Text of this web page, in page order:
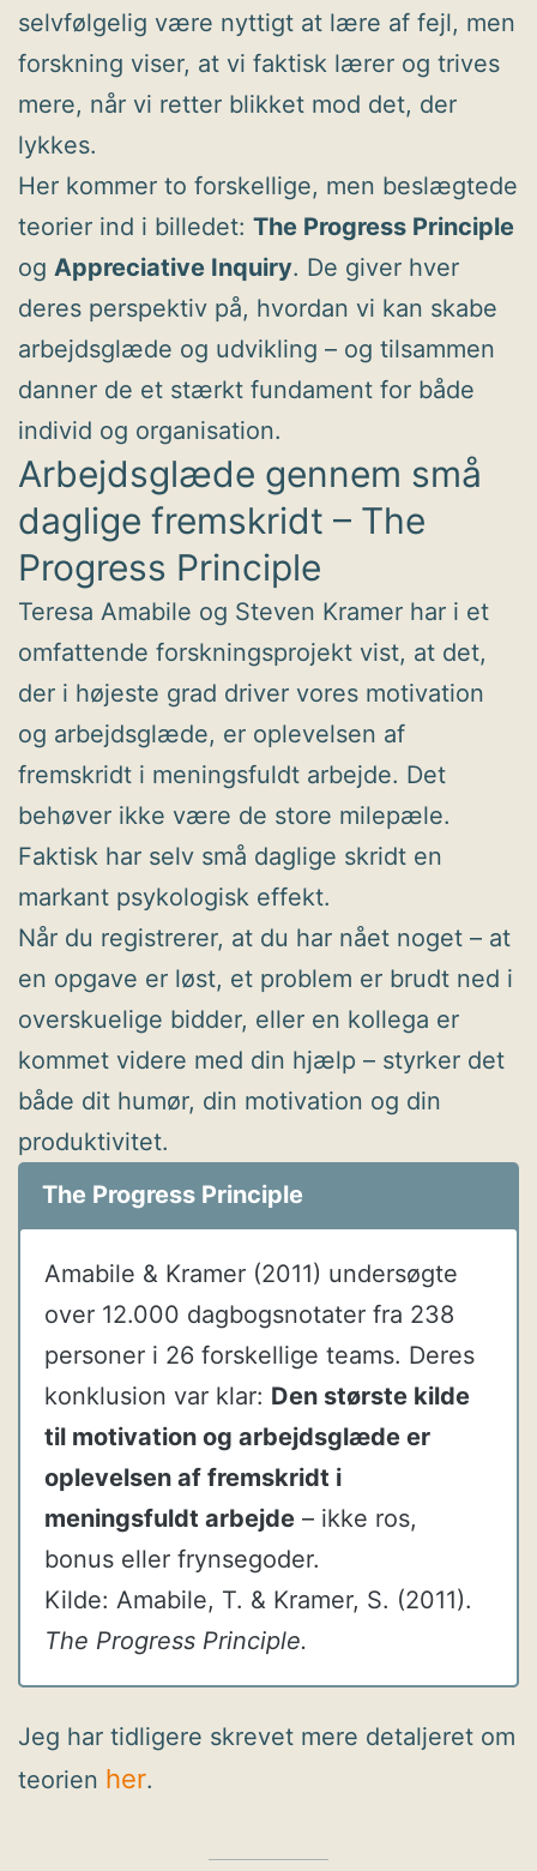
selvfølgelig være nyttigt at lære af fejl, men
forskning viser, at vi faktisk lærer og trives
mere, når vi retter blikket mod det, der
lykkes.
Her kommer to forskellige, men beslægtede
teorier ind i billedet: The Progress Principle
og Appreciative Inquiry. De giver hver
deres perspektiv på, hvordan vi kan skabe
arbejdsglæde og udvikling – og tilsammen
danner de et stærkt fundament for både
individ og organisation.
Arbejdsglæde gennem små
daglige fremskridt – The
Progress Principle
Teresa Amabile og Steven Kramer har i et
omfattende forskningsprojekt vist, at det,
der i højeste grad driver vores motivation
og arbejdsglæde, er oplevelsen af
fremskridt i meningsfuldt arbejde. Det
behøver ikke være de store milepæle.
Faktisk har selv små daglige skridt en
markant psykologisk effekt.
Når du registrerer, at du har nået noget – at
en opgave er løst, et problem er brudt ned i
overskuelige bidder, eller en kollega er
kommet videre med din hjælp – styrker det
både dit humør, din motivation og din
produktivitet.
The Progress Principle
Amabile & Kramer (2011) undersøgte
over 12.000 dagbogsnotater fra 238
personer i 26 forskellige teams. Deres
konklusion var klar: Den største kilde
til motivation og arbejdsglæde er
oplevelsen af fremskridt i
meningsfuldt arbejde – ikke ros,
bonus eller frynsegoder.
Kilde: Amabile, T. & Kramer, S. (2011).
The Progress Principle.
Jeg har tidligere skrevet mere detaljeret om
teorien her.